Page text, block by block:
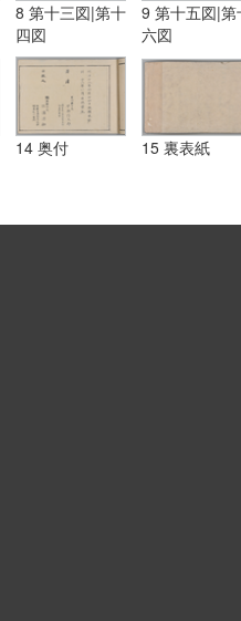
8 第十三図|第十
四図
9 第十五図|第
六図
14 奥付 15 裏表紙